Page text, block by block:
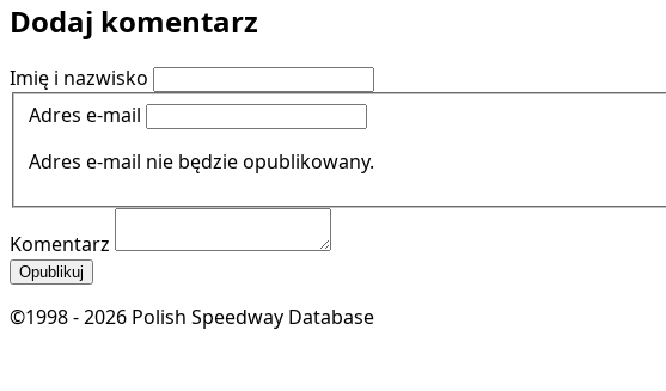
Dodaj komentarz
Imię i nazwisko
Adres e-mail
Adres e-mail nie będzie opublikowany.
Komentarz
Opublikuj
©1998 - 2026 Polish Speedway Database